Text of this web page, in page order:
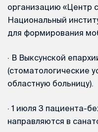
организацию «Центр
Национальный
для формирования
· В Выксунской
(стоматологические
областную больницу).
· 1 июля 3 пациента-
направляются в